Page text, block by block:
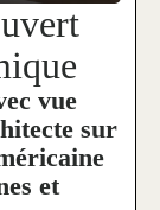
vue
sur
et